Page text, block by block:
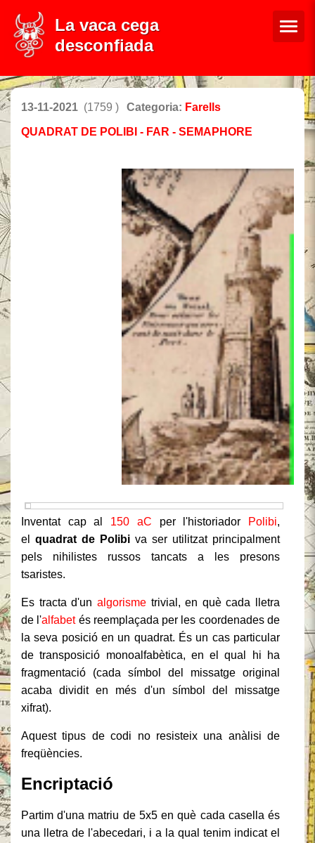
La vaca cega
desconfiada
13-11-2021 (1759 ) Categoria: Farells
QUADRAT DE POLIBI - FAR - SEMAPHORE
Inventat cap al 150 aC per l'historiador Polibi,
el quadrat de Polibi va ser utilitzat principalment
pels nihilistes russos tancats a les presons
tsaristes.
Es tracta d'un algorismetrivial, en què cada lletra
de l'alfabetés reemplaçada per les coordenades de
la seva posició en un quadrat. És un cas particular
de transposició monoalfabètica, en el qual hi ha
fragmentació (cada símbol del missatge original
acaba dividit en més d'un símbol del missatge
xifrat).
Aquest tipus de codi no resisteix una anàlisi de
freqüències.
Encriptació
Partim d'una matriu de 5x5 en què cada casella és
una lletra de l'abecedari, i a la qual tenim indicat el